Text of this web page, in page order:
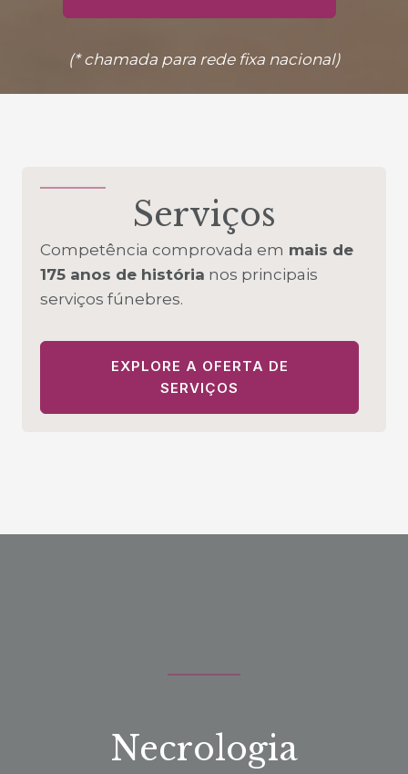
(* chamada para rede fixa nacional)
Serviços
Competência comprovada em mais de
175 anos de história nos principais
serviços fúnebres.
EXPLORE A OFERTA DE
SERVIÇOS
Necrologia